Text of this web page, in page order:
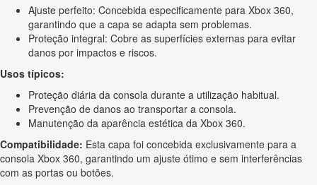
Ajuste perfeito: Concebida especificamente para Xbox 360,
garantindo que a capa se adapta sem problemas.
Proteção integral: Cobre as superfícies externas para evitar
danos por impactos e riscos.
Usos típicos:
Proteção diária da consola durante a utilização habitual.
Prevenção de danos ao transportar a consola.
Manutenção da aparência estética da Xbox 360.
Compatibilidade: Esta capa foi concebida exclusivamente para a
consola Xbox 360, garantindo um ajuste ótimo e sem interferências
com as portas ou botões.